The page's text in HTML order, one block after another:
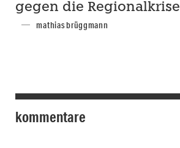
gegen die Regionalkrise
mathias brüggmann
kommentare